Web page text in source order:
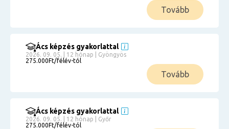
Tovább
Ács képzés gyakorlattal
2026. 09. 05. | 12 hónap | Gyöngyös
275.000Ft/félév-tól
Tovább
Ács képzés gyakorlattal
2026. 09. 05. | 12 hónap | Győr
275.000Ft/félév-tól